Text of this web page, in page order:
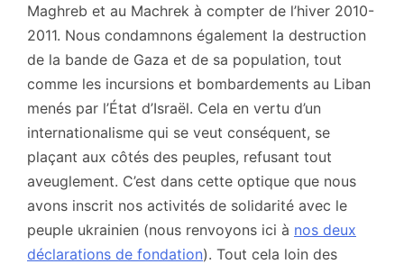
Maghreb et au Machrek à compter de l’hiver 2010-
2011. Nous condamnons également la destruction
de la bande de Gaza et de sa population, tout
comme les incursions et bombardements au Liban
menés par l’État d’Israël. Cela en vertu d’un
internationalisme qui se veut conséquent, se
plaçant aux côtés des peuples, refusant tout
aveuglement. C’est dans cette optique que nous
avons inscrit nos activités de solidarité avec le
peuple ukrainien (nous renvoyons ici à nos deux
déclarations de fondation). Tout cela loin des